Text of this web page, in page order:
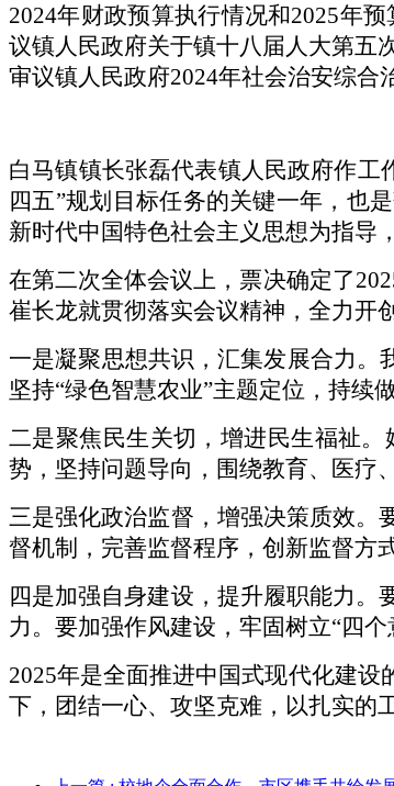
2024年财政预算执行情况和2025年
议镇人民政府关于镇十八届人大第五
审议镇人民政府2024年社会治安综合
白马镇镇长张磊代表镇人民政府作工
四五”规划目标任务的关键一年，也
新时代中国特色社会主义思想为指导
在第二次全体会议上，票决确定了
崔长龙就贯彻落实会议精神，全力开
一是凝聚思想共识，汇集发展合力。
坚持“绿色智慧农业”主题定位，持续
二是聚焦民生关切，增进民生福祉
势，坚持问题导向，围绕教育、医疗
三是强化政治监督，增强决策质效。
督机制，完善监督程序，创新监督方
四是加强自身建设，提升履职能力。
力。要加强作风建设，牢固树立“四
2025年是全面推进中国式现代化建
下，团结一心、攻坚克难，以扎实的